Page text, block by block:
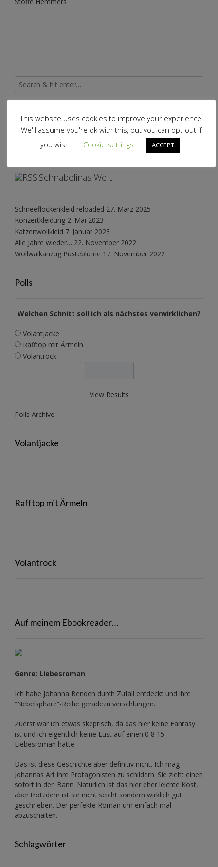
Archiv
Schnabelinas Welt
Schneeflockenkleid reloaded 27. März 2025
Konzertkleidung 2. Mai 2023
Katzenwollkleid 7. Januar 2023
Alle Jahre wieder… 22. November 2022
Wollwalkanzug Pusteblume 17. November 2022
Polls
Welchen Schnitt soll ich als nächstes verwirklichen?
Volantjacke
Rafftop mit Ärmeln
Volantrock
View Results
Polls Archive
Volantjacke
Rafftop mit Ärmeln
Volantrock
Auf meinem Ebookreader…
Genre: Liebesroman
Ich habe Johanna Benden durch Zufall entdeckt und ihre
“Nebelsphäre”-Reihe geradezu verschlungen.
Zuerst war ich etwas skeptisch, da das hier keine Fantasy
ist und ich eigentlich keine Lust auf einen 0 8 15 –
Liebesroman hatte.
Das ist diese Geschichte aber definitiv nicht. Ich mag
Johannas Art ihre Protagonisten zu schildern. Sie zieht einen
sofort in den Bann. Natürlich ist das hier eher leichte Kost,
aber trotzdem ist sie nicht seicht sondern wirklich gut
geschrieben. Der perfekte Roman um einfach mal
abzuschalten.
Schlagwörter
This website uses cookies to improve your experience.
We'll assume you're ok with this, but you can opt-out if
you wish.
Cookie settings ACCEPT